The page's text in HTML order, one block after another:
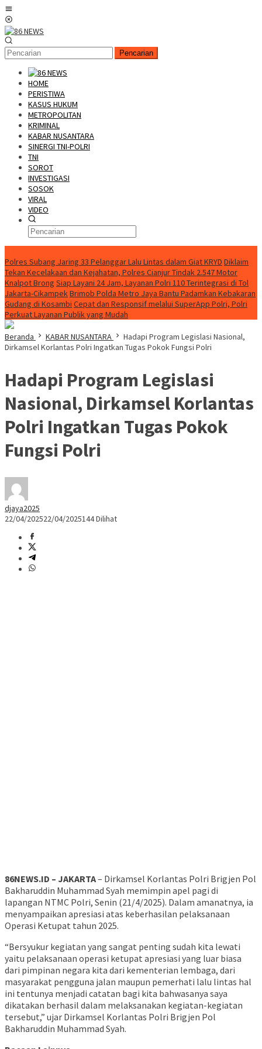
Loncat
ke
konten
Pencarian
HOME
PERISTIWA
KASUS HUKUM
METROPOLITAN
KRIMINAL
KABAR NUSANTARA
SINERGI TNI-POLRI
TNI
SOROT
INVESTIGASI
SOSOK
VIRAL
VIDEO
Polres Subang Jaring 33 Pelanggar Lalu Lintas dalam Giat KRYD Diklaim
Tekan Kecelakaan dan Kejahatan, Polres Cianjur Tindak 2.547 Motor
Knalpot Brong Siap Layani 24 Jam, Layanan Polri 110 Terintegrasi di Tol
Jakarta-CikampekBrimob Polda Metro Jaya Bantu Padamkan Kebakaran
Gudang di Kosambi Cepat dan Responsif melalui SuperApp Polri, Polri
Perkuat Layanan Publik yang Mudah
Beranda KABAR NUSANTARA
Hadapi Program Legislasi Nasional,
Dirkamsel Korlantas Polri Ingatkan Tugas Pokok Fungsi Polri
Hadapi Program Legislasi
Nasional, Dirkamsel Korlantas
Polri Ingatkan Tugas Pokok
Fungsi Polri
djaya2025
22/04/202522/04/2025144 Dilihat
86NEWS.ID – JAKARTA– Dirkamsel Korlantas Polri Brigjen Pol
Bakharuddin Muhammad Syah memimpin apel pagi di
lapangan NTMC Polri, Senin (21/4/2025). Dalam amanatnya, ia
menyampaikan apresiasi atas keberhasilan pelaksanaan
Operasi Ketupat tahun 2025.
“Bersyukur kegiatan yang sangat penting sudah kita lewati
yaitu pelaksanaan operasi ketupat apresiasi yang luar biasa
dari pimpinan negara kita dari kementerian lembaga, dari
masyarakat pengguna jalan maupun pemerhati lalu lintas hal
ini tentunya menjadi catatan bagi kita bahwasanya saya
dikatakan berhasil dalam melaksanakan kegiatan-kegiatan
tersebut,” ujar Dirkamsel Korlantas Polri Brigjen Pol
Bakharuddin Muhammad Syah.